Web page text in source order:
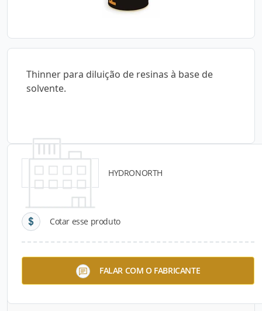
Thinner para diluição de resinas à base de
solvente.
HYDRONORTH
Cotar esse produto
FALAR COM O FABRICANTE
Detalhes do produto
Descrição do Produto
Thinner para diluição de resinas à base de